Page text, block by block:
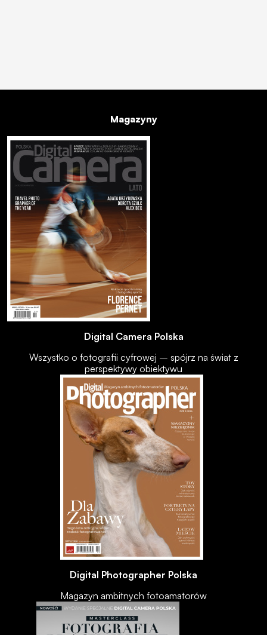
Magazyny
Digital Camera Polska
Wszystko o fotografii cyfrowej – spójrz na świat z
perspektywy obiektywu
Digital Photographer Polska
Magazyn ambitnych fotoamatorów